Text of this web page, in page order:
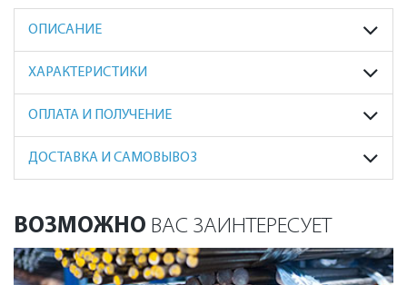
ОПИСАНИЕ
ХАРАКТЕРИСТИКИ
ОПЛАТА И ПОЛУЧЕНИЕ
ДОСТАВКА И САМОВЫВОЗ
ВОЗМОЖНО ВАС ЗАИНТЕРЕСУЕТ